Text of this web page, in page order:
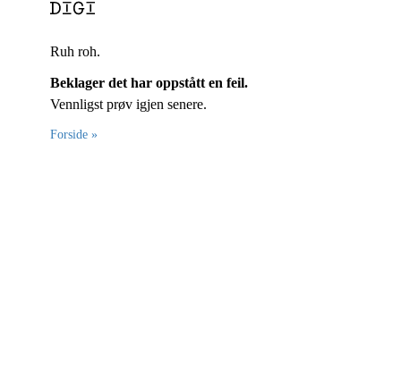
Ruh roh.
Beklager det har oppstått en feil.
Vennligst prøv igjen senere.
Forside »